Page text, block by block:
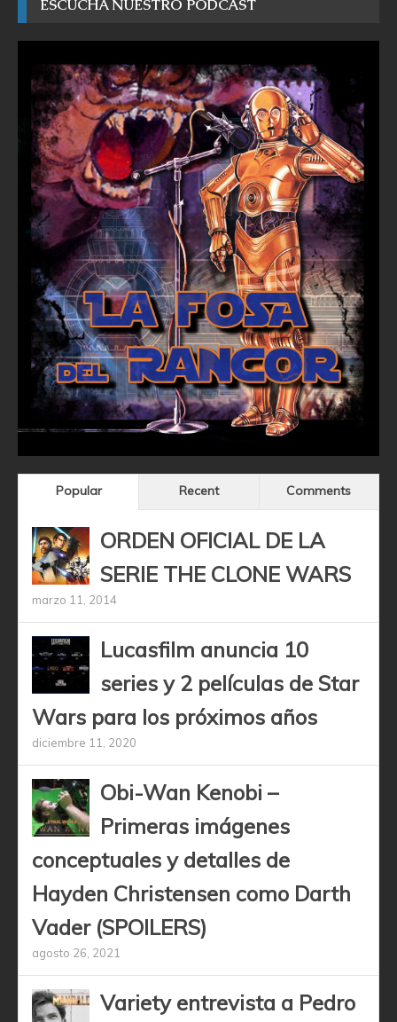
ESCUCHA NUESTRO PODCAST
Popular Recent Comments
ORDEN OFICIAL DE LA
SERIE THE CLONE WARS
marzo 11, 2014
Lucasfilm anuncia 10
series y 2 películas de Star
Wars para los próximos años
diciembre 11, 2020
Obi-Wan Kenobi –
Primeras imágenes
conceptuales y detalles de
Hayden Christensen como Darth
Vader (SPOILERS)
agosto 26, 2021
Variety entrevista a Pedro